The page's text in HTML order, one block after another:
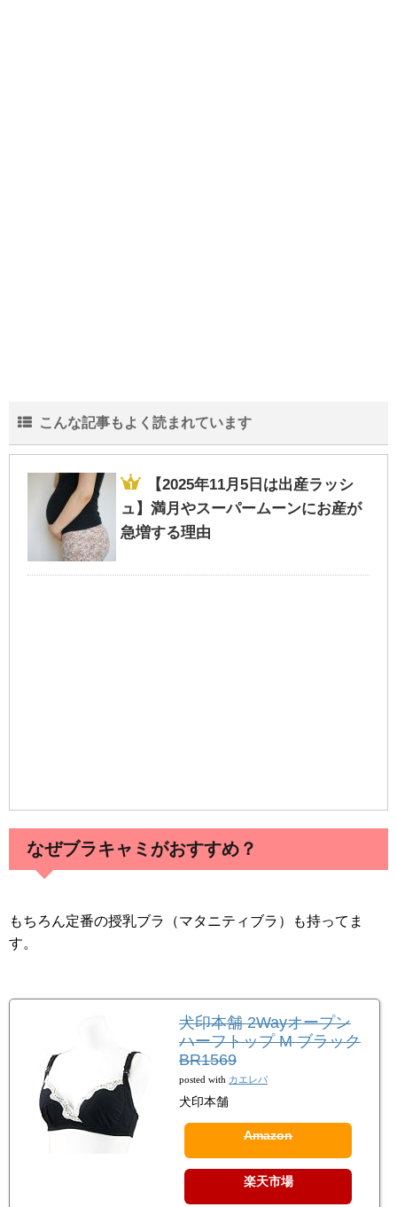
卒園式・入園式ママのファッションコーデ
｜恥をかかないマナーNG・OKポイントま
とめ
「赤ちゃんの部屋」に100均ダイソー記事を
こんな記事もよく読まれています
【2025年11月5日は出産ラッシ
ュ】満月やスーパームーンにお産が
急増する理由
なぜブラキャミがおすすめ？
もちろん定番の授乳ブラ（マタニティブラ）も持ってま
す。
犬印本舗 2Wayオープン
ハーフトップ M ブラック
BR1569
posted with カエレバ
犬印本舗
Amazon
楽天市場